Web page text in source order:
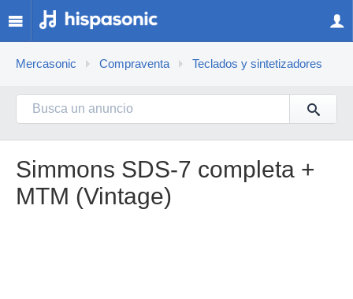
Mercasonic Compraventa Teclados y sintetizadores
Simmons SDS-7 completa +
MTM (Vintage)